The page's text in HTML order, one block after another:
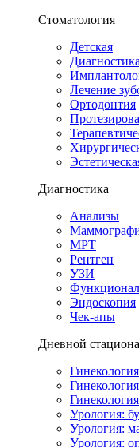
Стоматология
Детская
Диагностика
Лечение
Ортодонтия
Диагностика
Анализы
МРТ
Рентген
УЗИ
Эндоскопия
Чек-апы
Дневной
Урология:
Урология:
Урология: